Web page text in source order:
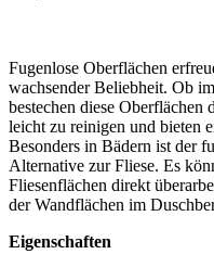
Fugenlose Oberflächen
wachsender Beliebheit. Ob
bestechen diese Oberflächen
leicht zu reinigen und bieten
Besonders in Bädern ist der
Alternative zur Fliese. Es
Fliesenflächen direkt
der Wandflächen im
Eigenschaften